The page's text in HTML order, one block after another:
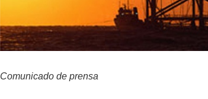
Comunicado de prensa